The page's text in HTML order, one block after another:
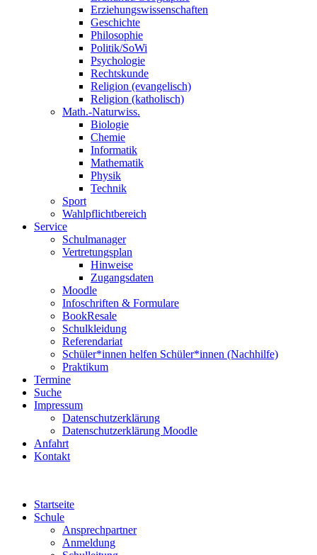
Erziehungswissenschaften
Geschichte
Philosophie
Politik/SoWi
Psychologie
Rechtskunde
Religion (evangelisch)
Religion (katholisch)
Math.-Naturwiss.
Biologie
Chemie
Informatik
Mathematik
Physik
Technik
Sport
Wahlpflichtbereich
Service
Schulmanager
Vertretungsplan
Hinweise
Zugangsdaten
Moodle
Infoschriften & Formulare
BookResale
Schulkleidung
Referendariat
Schüler*innen helfen Schüler*innen (Nachhilfe)
Praktikum
Termine
Suche
Impressum
Datenschutzerklärung
Datenschutzerklärung Moodle
Anfahrt
Kontakt
Startseite
Schule
Ansprechpartner
Anmeldung